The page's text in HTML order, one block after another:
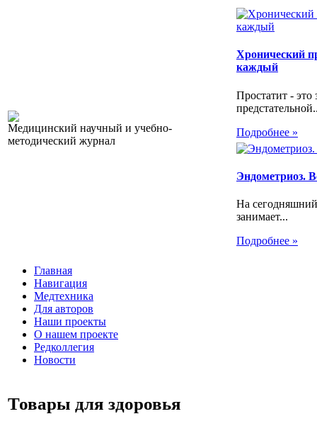
Медицинский научный и учебно-
методический журнал
Хронический
каждый
Простатит - это
Подробнее »
Эндометриоз.
На
занимает...
Подробнее »
Главная
Навигация
Медтехника
Для авторов
Наши проекты
О нашем проекте
Редколлегия
Новости
Товары для здоровья